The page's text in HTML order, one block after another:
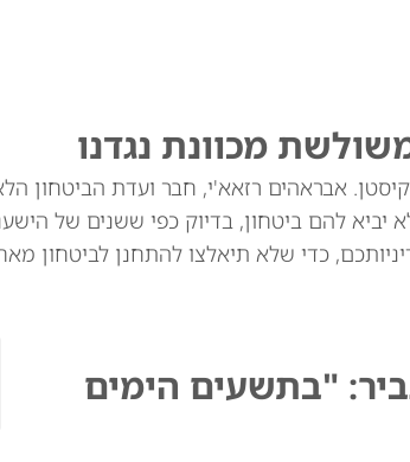
מכוונת נגדנו
אבראהים רזאא'י, חבר ועדת הביטחון
להם ביטחון, בדיוק כפי ששנים של
כדי שלא תיאלצו להתחנן לביטחון
"בתשעים הימים